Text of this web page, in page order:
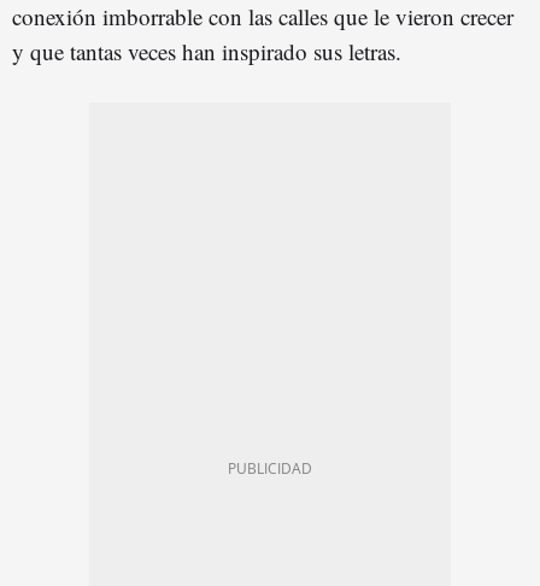
conexión imborrable con las calles que le vieron crecer
y que tantas veces han inspirado sus letras.